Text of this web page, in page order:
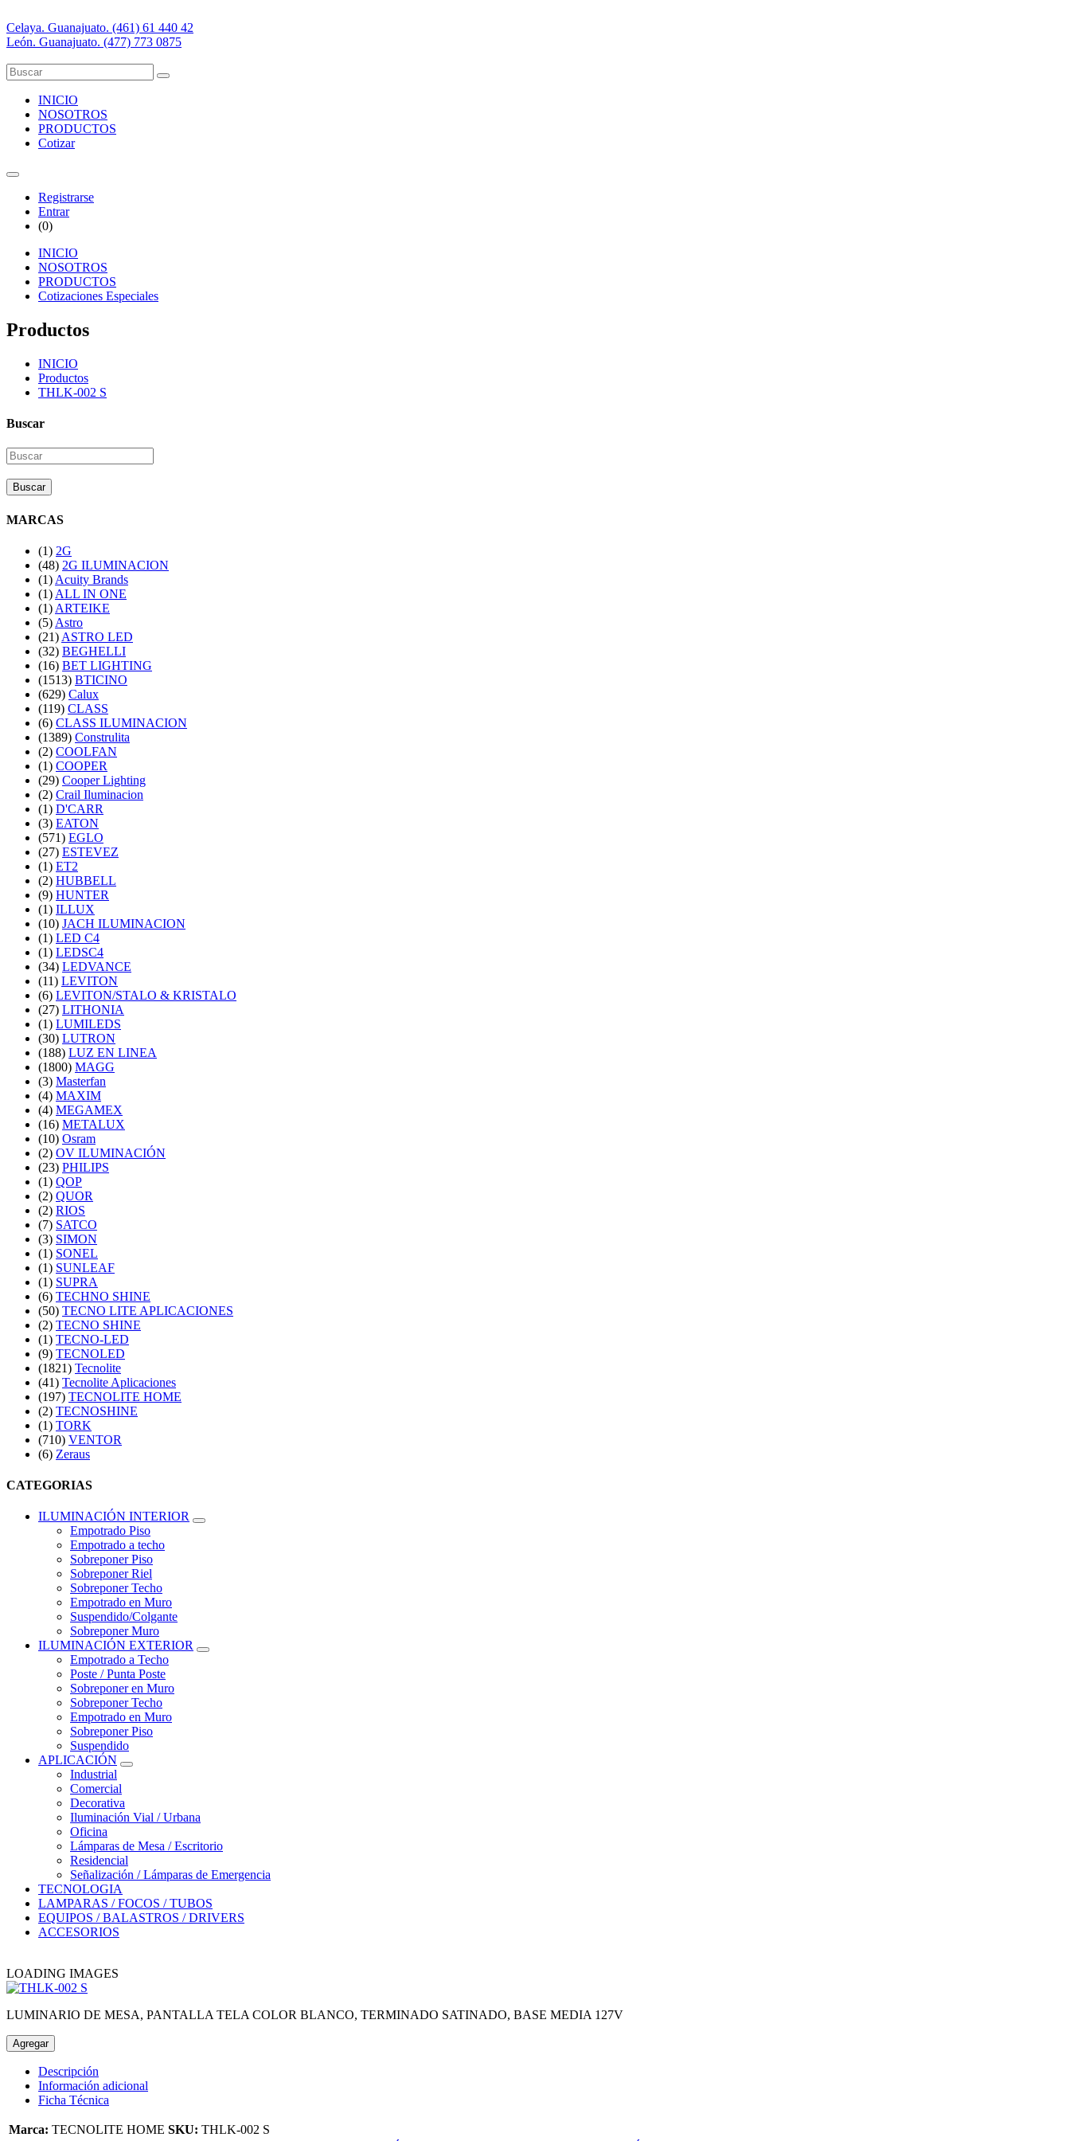
Celaya. Guanajuato. (461) 61 440 42
León. Guanajuato. (477) 773 0875
INICIO
NOSOTROS
PRODUCTOS
Cotizar
Registrarse
Entrar
(0)
INICIO
NOSOTROS
PRODUCTOS
Cotizaciones Especiales
Productos
INICIO
Productos
THLK-002 S
Buscar
Buscar
MARCAS
(1) 2G
(48) 2G ILUMINACION
(1) Acuity Brands
(1) ALL IN ONE
(1) ARTEIKE
(5) Astro
(21) ASTRO LED
(32) BEGHELLI
(16) BET LIGHTING
(1513) BTICINO
(629) Calux
(119) CLASS
(6) CLASS ILUMINACION
(1389) Construlita
(2) COOLFAN
(1) COOPER
(29) Cooper Lighting
(2) Crail Iluminacion
(1) D'CARR
(3) EATON
(571) EGLO
(27) ESTEVEZ
(1) ET2
(2) HUBBELL
(9) HUNTER
(1) ILLUX
(10) JACH ILUMINACION
(1) LED C4
(1) LEDSC4
(34) LEDVANCE
(11) LEVITON
(6) LEVITON/STALO & KRISTALO
(27) LITHONIA
(1) LUMILEDS
(30) LUTRON
(188) LUZ EN LINEA
(1800) MAGG
(3) Masterfan
(4) MAXIM
(4) MEGAMEX
(16) METALUX
(10) Osram
(2) OV ILUMINACIÓN
(23) PHILIPS
(1) QOP
(2) QUOR
(2) RIOS
(7) SATCO
(3) SIMON
(1) SONEL
(1) SUNLEAF
(1) SUPRA
(6) TECHNO SHINE
(50) TECNO LITE APLICACIONES
(2) TECNO SHINE
(1) TECNO-LED
(9) TECNOLED
(1821) Tecnolite
(41) Tecnolite Aplicaciones
(197) TECNOLITE HOME
(2) TECNOSHINE
(1) TORK
(710) VENTOR
(6) Zeraus
CATEGORIAS
ILUMINACIÓN INTERIOR
Empotrado Piso
Empotrado a techo
Sobreponer Piso
Sobreponer Riel
Sobreponer Techo
Empotrado en Muro
Suspendido/Colgante
Sobreponer Muro
ILUMINACIÓN EXTERIOR
Empotrado a Techo
Poste / Punta Poste
Sobreponer en Muro
Sobreponer Techo
Empotrado en Muro
Sobreponer Piso
Suspendido
APLICACIÓN
Industrial
Comercial
Decorativa
Iluminación Vial / Urbana
Oficina
Lámparas de Mesa / Escritorio
Residencial
Señalización / Lámparas de Emergencia
TECNOLOGIA
LAMPARAS / FOCOS / TUBOS
EQUIPOS / BALASTROS / DRIVERS
ACCESORIOS
LOADING IMAGES
LUMINARIO DE MESA, PANTALLA TELA COLOR BLANCO, TERMINADO SATINADO, BASE MEDIA 127V
Agregar
Descripción
Información adicional
Ficha Técnica
Marca: TECNOLITE HOME SKU: THLK-002 S